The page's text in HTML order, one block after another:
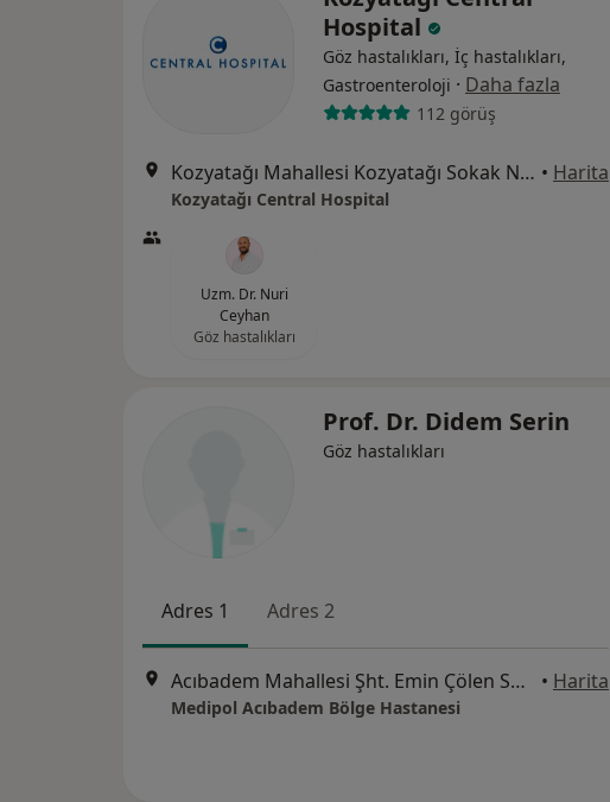
Hospital
Göz hastalıkları, İç hastalıkları,
Gastroenteroloji · Daha fazla
112 görüş
Kozyatağı Mahallesi Kozyatağı Sokak No:19, Kadıköy • Harita
Kozyatağı Central Hospital
Uzm. Dr. Nuri
Ceyhan
Göz hastalıkları
Prof. Dr. Didem Serin
Göz hastalıkları
Adres 1 Adres 2
Acıbadem Mahallesi Şht. Emin Çölen Sokağı No:4, Kadıköy • Harita
Medipol Acıbadem Bölge Hastanesi